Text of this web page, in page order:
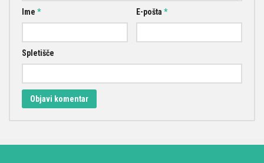
Ime * E-pošta*
Spletišče